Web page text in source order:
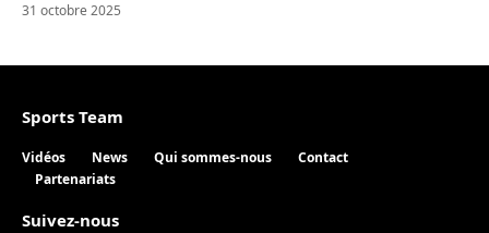
31 octobre 2025
Sports Team
Vidéos News Qui sommes-nous
Contact
Partenariats
Suivez-nous